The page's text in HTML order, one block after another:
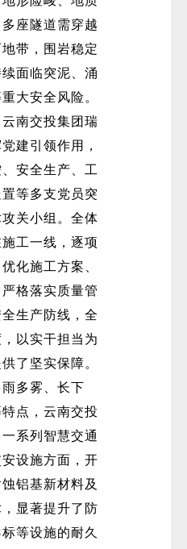
座隧道需穿越
带，围岩稳定
面临突泥、涌
大安全风险。
南交投集团瑞
建引领作用，
安全生产、工
等多支党员突
关小组。全体
工一线，逐项
化施工方案、
格落实质量管
生产防线，全
以实干担当为
了坚实保障。
多雾、长下
点，云南交投
系列智慧交通
设施方面，开
铝基新材料及
显著提升了防
等设施的耐久